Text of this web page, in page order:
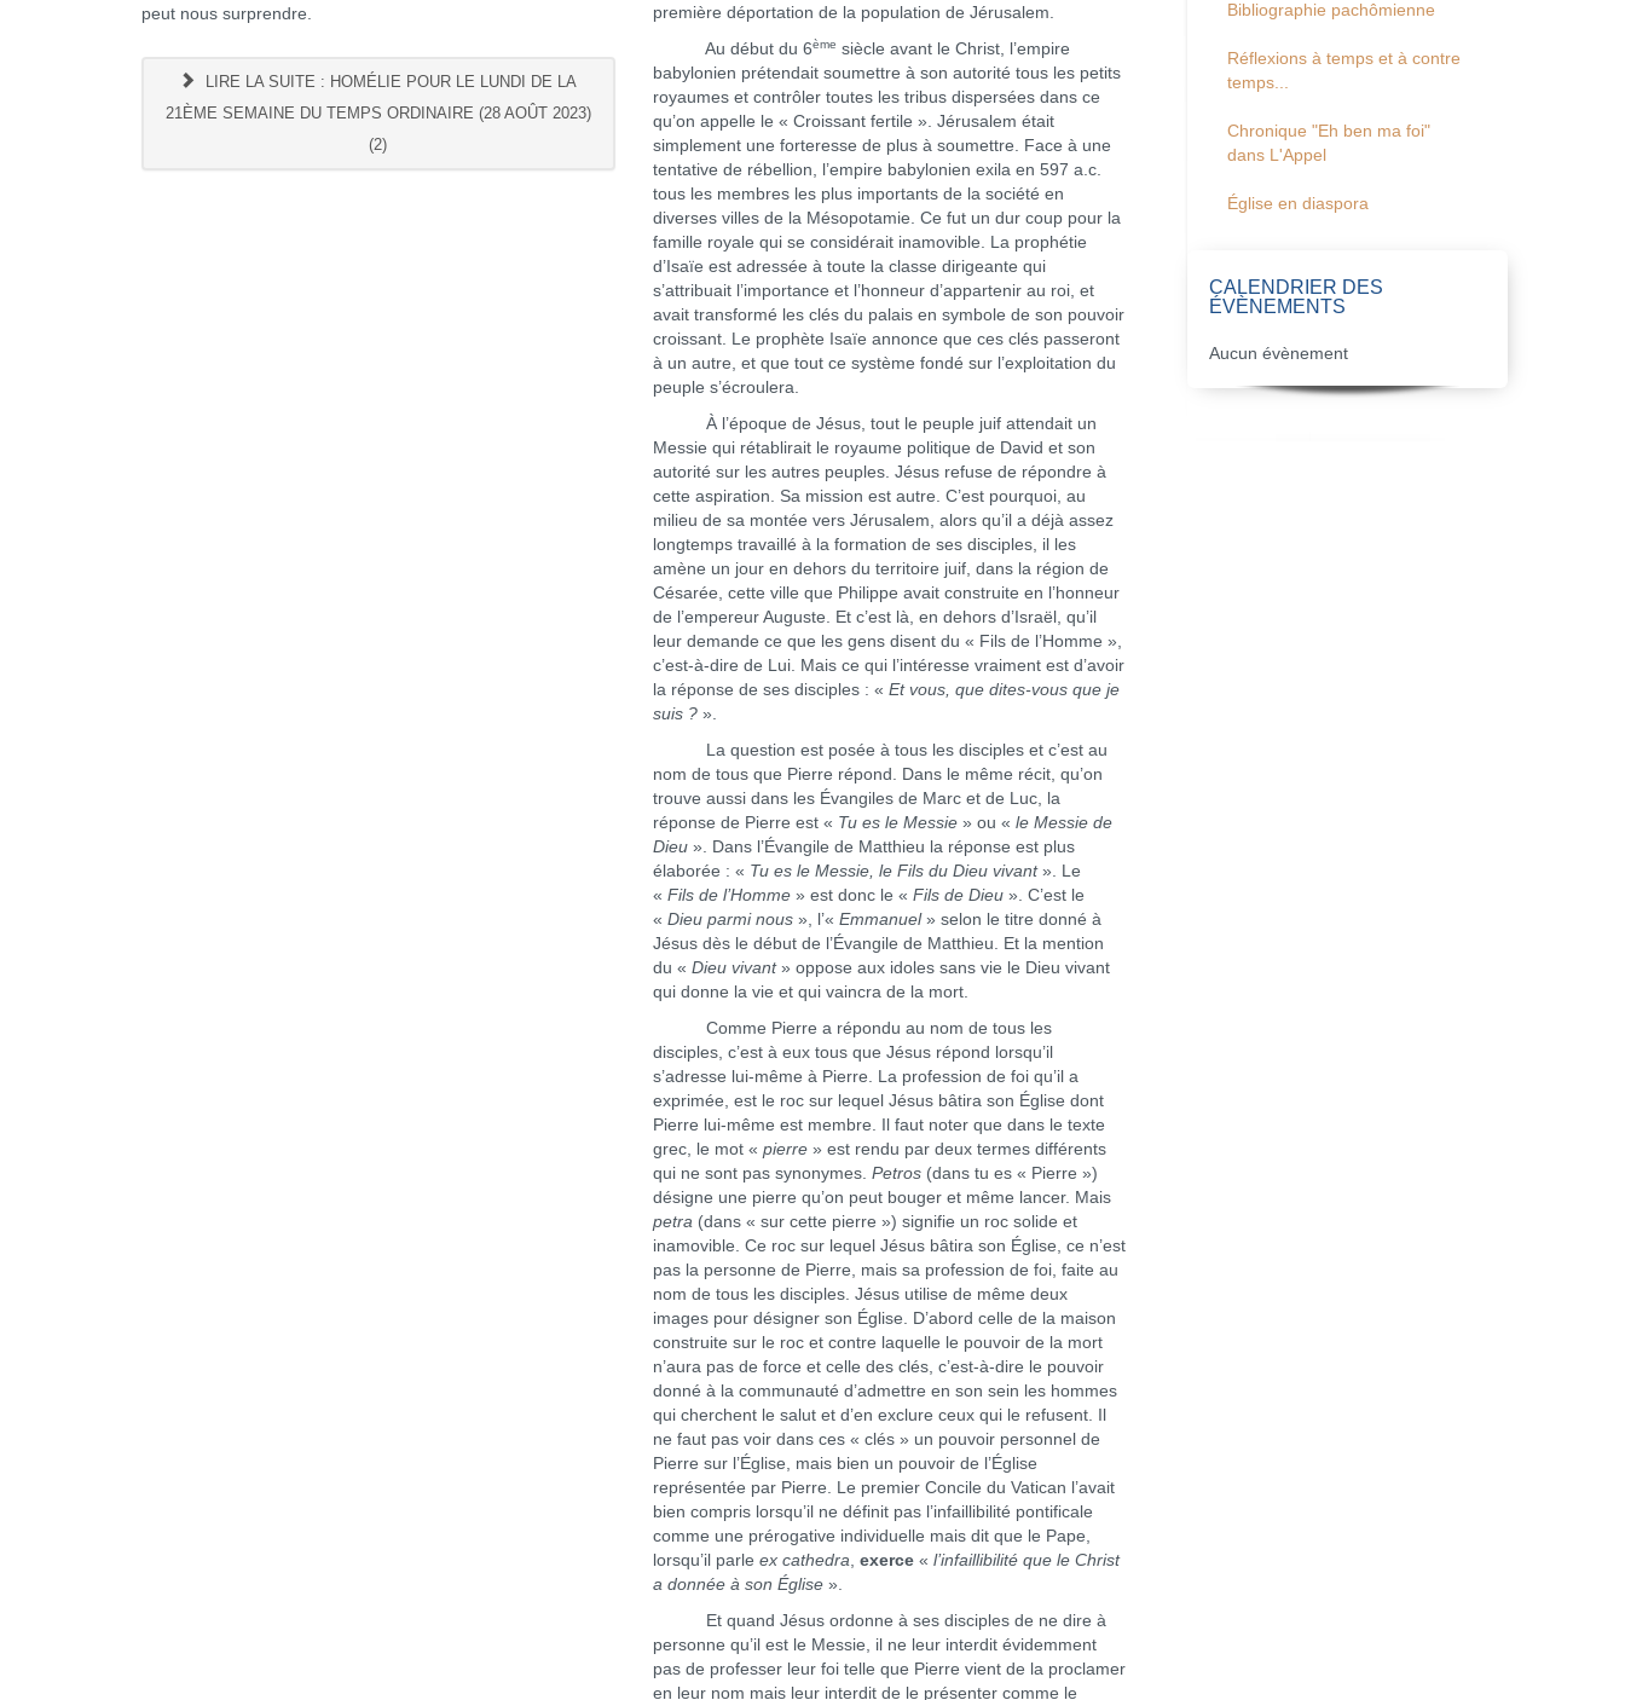
peut nous surprendre.
LIRE LA SUITE : HOMÉLIE POUR LE LUNDI DE LA
21ÈME SEMAINE DU TEMPS ORDINAIRE (28 AOÛT 2023)
(2)
première déportation de la population de Jérusalem.
Au début du 6ème siècle avant le Christ, l’empire
babylonien prétendait soumettre à son autorité tous les petits
royaumes et contrôler toutes les tribus dispersées dans ce
qu’on appelle le « Croissant fertile ». Jérusalem était
simplement une forteresse de plus à soumettre. Face à une
tentative de rébellion, l’empire babylonien exila en 597 a.c.
tous les membres les plus importants de la société en
diverses villes de la Mésopotamie. Ce fut un dur coup pour la
famille royale qui se considérait inamovible. La prophétie
d’Isaïe est adressée à toute la classe dirigeante qui
s’attribuait l’importance et l’honneur d’appartenir au roi, et
avait transformé les clés du palais en symbole de son pouvoir
croissant. Le prophète Isaïe annonce que ces clés passeront
à un autre, et que tout ce système fondé sur l’exploitation du
peuple s’écroulera.
À l’époque de Jésus, tout le peuple juif attendait un
Messie qui rétablirait le royaume politique de David et son
autorité sur les autres peuples. Jésus refuse de répondre à
cette aspiration. Sa mission est autre. C’est pourquoi, au
milieu de sa montée vers Jérusalem, alors qu’il a déjà assez
longtemps travaillé à la formation de ses disciples, il les
amène un jour en dehors du territoire juif, dans la région de
Césarée, cette ville que Philippe avait construite en l’honneur
de l’empereur Auguste. Et c’est là, en dehors d’Israël, qu’il
leur demande ce que les gens disent du « Fils de l’Homme »,
c’est-à-dire de Lui. Mais ce qui l’intéresse vraiment est d’avoir
la réponse de ses disciples : «Et vous, que dites-vous que je
suis ? ».
La question est posée à tous les disciples et c’est au
nom de tous que Pierre répond. Dans le même récit, qu’on
trouve aussi dans les Évangiles de Marc et de Luc, la
réponse de Pierre est « Tu es le Messie» ou «le Messie de
Dieu ». Dans l’Évangile de Matthieu la réponse est plus
élaborée : « Tu es le Messie, le Fils du Dieu vivant». Le
«Fils de l’Homme » est donc le «Fils de Dieu ». C’est le
«Dieu parmi nous », l’«Emmanuel» selon le titre donné à
Jésus dès le début de l’Évangile de Matthieu. Et la mention
du «Dieu vivant» oppose aux idoles sans vie le Dieu vivant
qui donne la vie et qui vaincra de la mort.
Comme Pierre a répondu au nom de tous les
disciples, c’est à eux tous que Jésus répond lorsqu’il
s’adresse lui-même à Pierre. La profession de foi qu’il a
exprimée, est le roc sur lequel Jésus bâtira son Église dont
Pierre lui-même est membre. Il faut noter que dans le texte
grec, le mot «pierre » est rendu par deux termes différents
qui ne sont pas synonymes.Petros (dans tu es « Pierre »)
désigne une pierre qu’on peut bouger et même lancer. Mais
petra (dans « sur cette pierre ») signifie un roc solide et
inamovible. Ce roc sur lequel Jésus bâtira son Église, ce n’est
pas la personne de Pierre, mais sa profession de foi, faite au
nom de tous les disciples. Jésus utilise de même deux
images pour désigner son Église. D’abord celle de la maison
construite sur le roc et contre laquelle le pouvoir de la mort
n’aura pas de force et celle des clés, c’est-à-dire le pouvoir
donné à la communauté d’admettre en son sein les hommes
qui cherchent le salut et d’en exclure ceux qui le refusent. Il
ne faut pas voir dans ces « clés » un pouvoir personnel de
Pierre sur l’Église, mais bien un pouvoir de l’Église
représentée par Pierre. Le premier Concile du Vatican l’avait
bien compris lorsqu’il ne définit pas l’infaillibilité pontificale
comme une prérogative individuelle mais dit que le Pape,
lorsqu’il parleex cathedra,exerce «l’infaillibilité que le Christ
a donnée à son Église ».
Et quand Jésus ordonne à ses disciples de ne dire à
personne qu’il est le Messie, il ne leur interdit évidemment
pas de professer leur foi telle que Pierre vient de la proclamer
en leur nom mais leur interdit de le présenter comme le
Bibliographie pachômienne
Réflexions à temps et à contre
temps...
Chronique "Eh ben ma foi"
dans L'Appel
Église en diaspora
CALENDRIER DES
ÉVÈNEMENTS
Aucun évènement